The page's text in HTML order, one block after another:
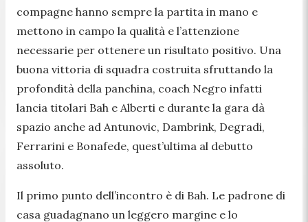
compagne hanno sempre la partita in mano e
mettono in campo la qualità e l’attenzione
necessarie per ottenere un risultato positivo. Una
buona vittoria di squadra costruita sfruttando la
profondità della panchina, coach Negro infatti
lancia titolari Bah e Alberti e durante la gara dà
spazio anche ad Antunovic, Dambrink, Degradi,
Ferrarini e Bonafede, quest’ultima al debutto
assoluto.
Il primo punto dell’incontro è di Bah. Le padrone di
casa guadagnano un leggero margine e lo